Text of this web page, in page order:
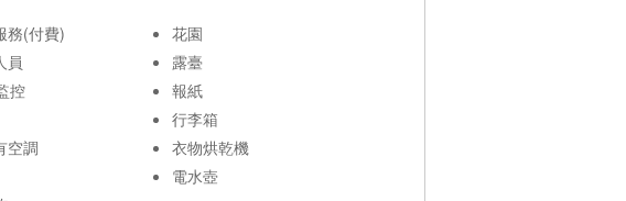
務(付費)
員
控
空調
花園
露臺
報紙
行李箱
衣物烘乾機
電水壺